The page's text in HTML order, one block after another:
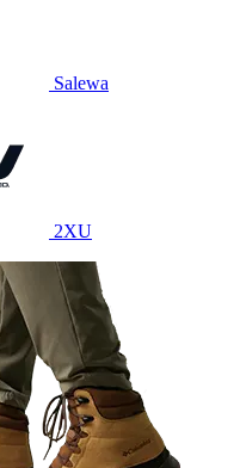
Salewa
2XU